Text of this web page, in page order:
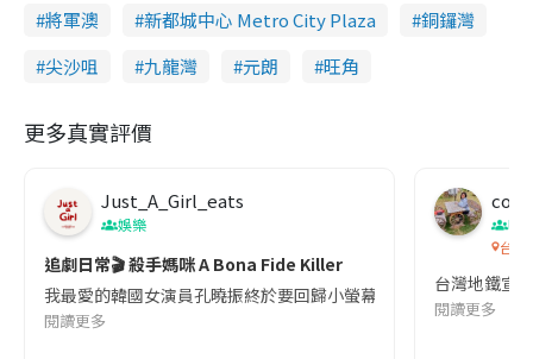
將軍澳
新都城中心 Metro City Plaza
銅鑼灣
尖沙咀
九龍灣 元朗 旺角
更多真實評價
Just_A_Girl_eats
娛樂
追劇日常🎬 殺手媽咪 A Bona Fide Killer
我最愛的韓國女演員孔曉振終於要回歸小螢幕啦!這次的劇本改編
閱讀更多
co
吹
台灣
台灣地鐵宣
閱讀更多